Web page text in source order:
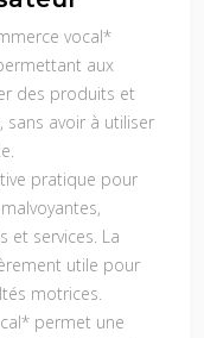
vocal*
aux
des produits et
sans avoir à utiliser
pratique pour
et services. La
utile pour
motrices.
permet une